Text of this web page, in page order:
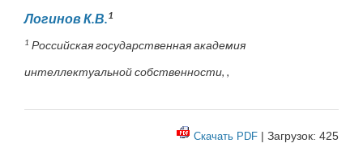
Логинов К.В.1
1 Российская государственная академия
интеллектуальной собственности, ,
Скачать PDF | Загрузок: 425